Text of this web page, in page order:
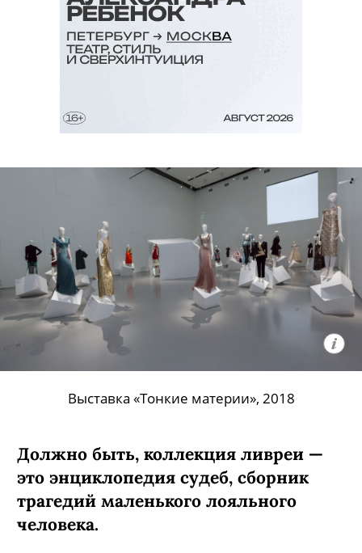
Выставка «Тонкие материи», 2018
Должно быть, коллекция ливреи — ​
это энциклопедия судеб, сборник
трагедий маленького лояльного
человека.